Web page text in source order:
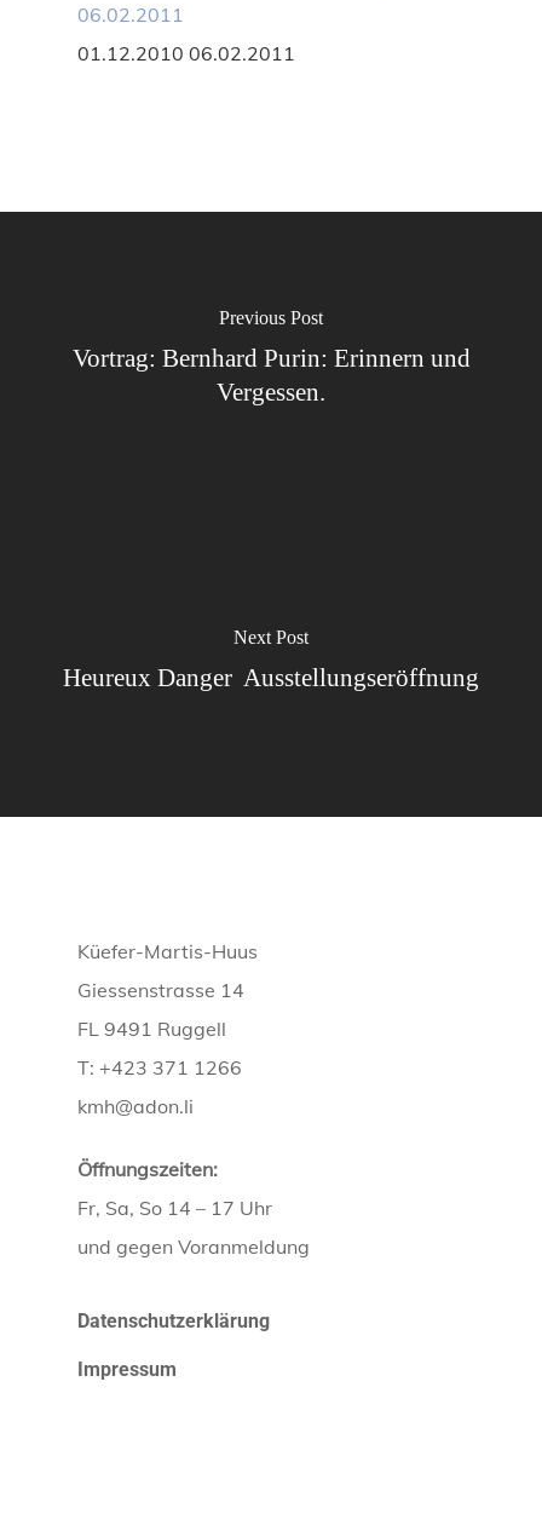
06.02.2011
01.12.2010 06.02.2011
Previous Post
Vortrag: Bernhard Purin: Erinnern und
Vergessen.
Next Post
Heureux Danger  Ausstellungseröffnung
Küefer-Martis-Huus
Giessenstrasse 14
FL 9491 Ruggell
T: +423 371 1266
kmh@adon.li
Öffnungszeiten:
Fr, Sa, So 14 – 17 Uhr
und gegen Voranmeldung
Datenschutzerklärung
Impressum